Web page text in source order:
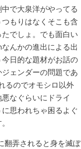
で大泉洋がやってる
もりはなくそこも含
でしょ。でも面白い
んかの進出による出
日的な題材がお話の
ェンダーの問題であ
るのでオモシロ以外
なぐらいにドライ
思われちゃ困るよぐ
翻弄されると身を滅ぼ